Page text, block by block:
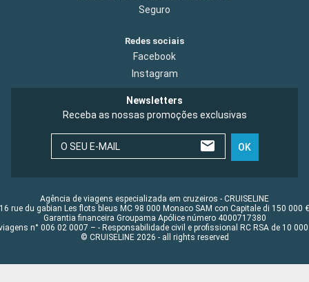
Seguro
Redes sociais
Facebook
Instagram
Newsletters
Receba as nossas promoções exclusivas
O SEU E-MAIL OK
Agência de viagens especializada em cruzeiros - CRUISELINE
16 rue du gabian Les flots bleus MC 98 000 Monaco SAM con Capitale di 150 000 €
Garantia financeira Groupama Apólice número 4000717380
n° 006 02 0007 – - Responsabilidade civil e profissional RC RSA de 10 000
© CRUISELINE 2026 - all rights reserved